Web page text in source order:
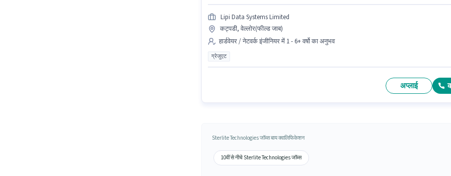
Lipi Data Systems Limited
कट्पडी, वेल्लोर(फील्ड जाब)
हार्डवेयर / नेटवर्क इंजीनियर में 1 - 6+ वर्षो का अनुभव
ग्रेजुएट
अप्लाई
Sterlite Technologies जॉब्स बाय क्वालिफिकेशन
10वीं से नीचे Sterlite Technologies जॉब्स